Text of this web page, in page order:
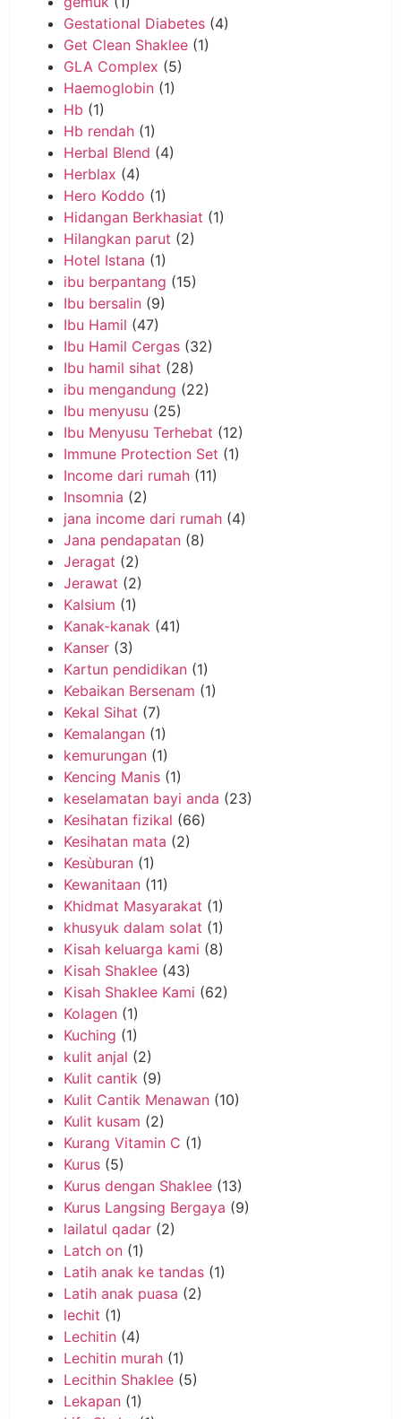
Gestational Diabetes (4)
Get Clean Shaklee (1)
GLA Complex (5)
Haemoglobin (1)
Hb (1)
Hb rendah (1)
Herbal Blend (4)
Herblax (4)
Hero Koddo (1)
Hidangan Berkhasiat (1)
Hilangkan parut (2)
Hotel Istana (1)
ibu berpantang (15)
Ibu bersalin (9)
Ibu Hamil (47)
Ibu Hamil Cergas (32)
Ibu hamil sihat (28)
ibu mengandung (22)
Ibu menyusu (25)
Ibu Menyusu Terhebat (12)
Immune Protection Set (1)
Income dari rumah (11)
Insomnia (2)
jana income dari rumah (4)
Jana pendapatan (8)
Jeragat (2)
Jerawat (2)
Kalsium (1)
Kanak-kanak (41)
Kanser (3)
Kartun pendidikan (1)
Kebaikan Bersenam (1)
Kekal Sihat (7)
Kemalangan (1)
kemurungan (1)
Kencing Manis (1)
keselamatan bayi anda (23)
Kesihatan fizikal (66)
Kesihatan mata (2)
Kesùburan (1)
Kewanitaan (11)
Khidmat Masyarakat (1)
khusyuk dalam solat (1)
Kisah keluarga kami (8)
Kisah Shaklee (43)
Kisah Shaklee Kami (62)
Kolagen (1)
Kuching (1)
kulit anjal (2)
Kulit cantik (9)
Kulit Cantik Menawan (10)
Kulit kusam (2)
Kurang Vitamin C (1)
Kurus (5)
Kurus dengan Shaklee (13)
Kurus Langsing Bergaya (9)
lailatul qadar (2)
Latch on (1)
Latih anak ke tandas (1)
Latih anak puasa (2)
lechit (1)
Lechitin (4)
Lechitin murah (1)
Lecithin Shaklee (5)
Lekapan (1)